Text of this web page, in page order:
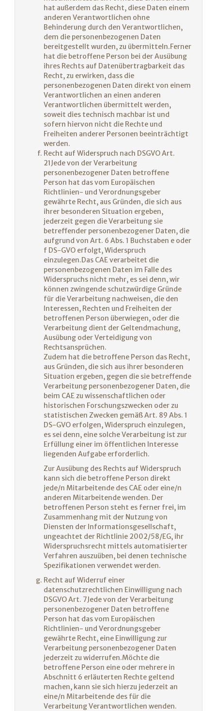
hat außerdem das Recht, diese Daten einem
anderen Verantwortlichen ohne
Behinderung durch den Verantwortlichen,
dem die personenbezogenen Daten
bereitgestellt wurden, zu übermitteln.Ferner
hat die betroffene Person bei der Ausübung
ihres Rechts auf Datenübertragbarkeit das
Recht, zu erwirken, dass die
personenbezogenen Daten direkt von einem
Verantwortlichen an einen anderen
Verantwortlichen übermittelt werden,
soweit dies technisch machbar ist und
sofern hiervon nicht die Rechte und
Freiheiten anderer Personen beeinträchtigt
werden.
Recht auf Widerspruch nach DSGVO Art.
21Jede von der Verarbeitung
personenbezogener Daten betroffene
Person hat das vom Europäischen
Richtlinien- und Verordnungsgeber
gewährte Recht, aus Gründen, die sich aus
ihrer besonderen Situation ergeben,
jederzeit gegen die Verarbeitung sie
betreffender personenbezogener Daten, die
aufgrund von Art. 6 Abs. 1 Buchstaben e oder
f DS-GVO erfolgt, Widerspruch
einzulegen.Das CAE verarbeitet die
personenbezogenen Daten im Falle des
Widerspruchs nicht mehr, es sei denn, wir
können zwingende schutzwürdige Gründe
für die Verarbeitung nachweisen, die den
Interessen, Rechten und Freiheiten der
betroffenen Person überwiegen, oder die
Verarbeitung dient der Geltendmachung,
Ausübung oder Verteidigung von
Rechtsansprüchen.
Zudem hat die betroffene Person das Recht,
aus Gründen, die sich aus ihrer besonderen
Situation ergeben, gegen die sie betreffende
Verarbeitung personenbezogener Daten, die
beim CAE zu wissenschaftlichen oder
historischen Forschungszwecken oder zu
statistischen Zwecken gemäß Art. 89 Abs. 1
DS-GVO erfolgen, Widerspruch einzulegen,
es sei denn, eine solche Verarbeitung ist zur
Erfüllung einer im öffentlichen Interesse
liegenden Aufgabe erforderlich.
Zur Ausübung des Rechts auf Widerspruch
kann sich die betroffene Person direkt
jede/n Mitarbeitende des CAE oder eine/n
anderen Mitarbeitende wenden. Der
betroffenen Person steht es ferner frei, im
Zusammenhang mit der Nutzung von
Diensten der Informationsgesellschaft,
ungeachtet der Richtlinie 2002/58/EG, ihr
Widerspruchsrecht mittels automatisierter
Verfahren auszuüben, bei denen technische
Spezifikationen verwendet werden.
Recht auf Widerruf einer
datenschutzrechtlichen Einwilligung nach
DSGVO Art. 7Jede von der Verarbeitung
personenbezogener Daten betroffene
Person hat das vom Europäischen
Richtlinien- und Verordnungsgeber
gewährte Recht, eine Einwilligung zur
Verarbeitung personenbezogener Daten
jederzeit zu widerrufen.Möchte die
betroffene Person eine oder mehrere in
Abschnitt 6 erläuterten Rechte geltend
machen, kann sie sich hierzu jederzeit an
eine/n Mitarbeitende des für die
Verarbeitung Verantwortlichen wenden.